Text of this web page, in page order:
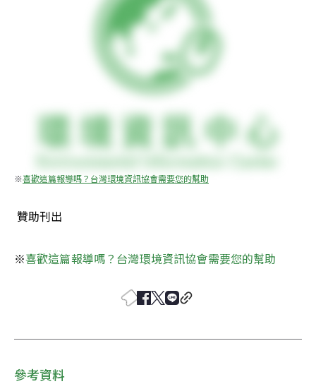
※喜歡這篇報導嗎？台灣環境資訊協會需要您的幫助
贊助刊出
※喜歡這篇報導嗎？台灣環境資訊協會需要您的幫助
參考資料